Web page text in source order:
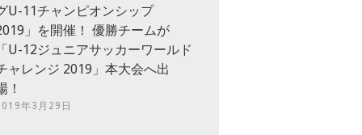
U-11チャンピオンシップ
」を開催！ 優勝チームが
U-12ジュニアサッカーワールド
ャレンジ 2019」本大会へ出
！
年3月29日